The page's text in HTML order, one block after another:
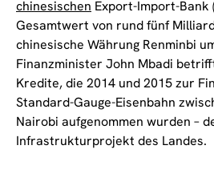
chinesischen Export-Import-Bank
Gesamtwert von rund fünf
chinesische Währung Renminbi
Finanzminister John Mbadi
Kredite, die 2014 und 2015 zur
Standard-Gauge-Eisenbahn
Nairobi aufgenommen wurden –
Infrastrukturprojekt des Landes.